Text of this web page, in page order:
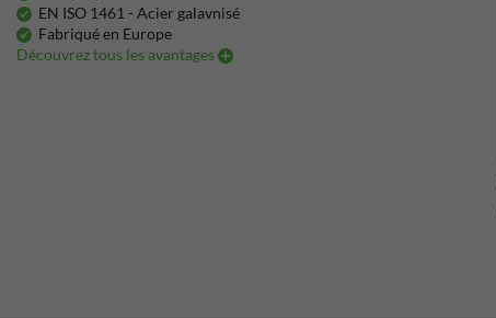
EN ISO 1461 - Acier galavnisé
Fabriqué en Europe
Découvrez tous les avantages